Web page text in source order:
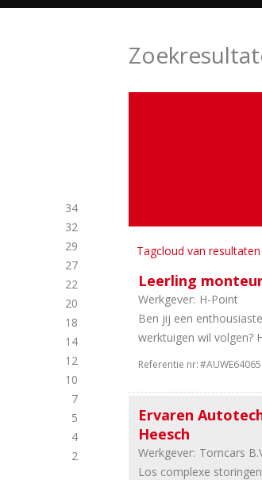
34
32
29
27
22
20
18
14
12
10
7
5
4
2
Tagcloud van resultaten
Leerling
Werkgever: H-Point
Ben jij een
werktuigen wil volgen?
Referentie nr:#AUWE64065
Ervaren
Heesch
Werkgever: Tomcars
Los complexe